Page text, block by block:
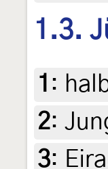
1.3.
1 :
2:
3: